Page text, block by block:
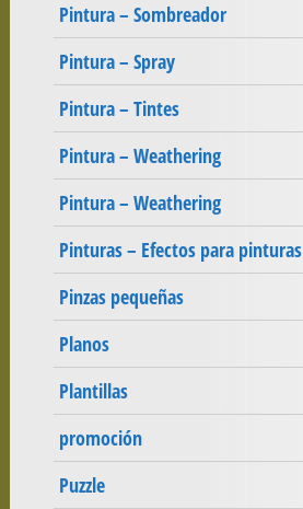
Pintura – Sombreador
Pintura – Spray
Pintura – Tintes
Pintura – Weathering
Pintura – Weathering
Pinturas – Efectos para pinturas
Pinzas pequeñas
Planos
Plantillas
promoción
Puzzle